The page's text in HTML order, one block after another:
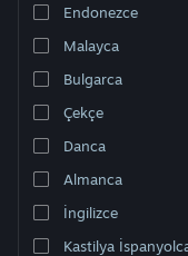
Endonezce
Malayca
Bulgarca
Çekçe
Danca
Almanca
İngilizce
Kastilya